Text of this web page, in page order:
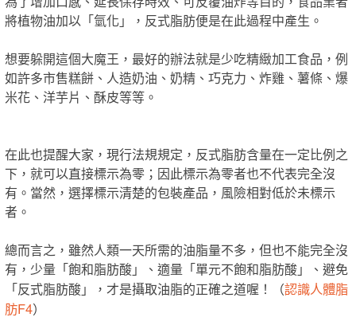
將植物油加以「氫化」，反式脂肪便是在此過程中產生。
想要躲開這個大魔王，最好的辦法就是少吃精緻加工食品，例
如許多市售糕餅、人造奶油、奶精、巧克力、炸雞、薯條、爆
米花、洋芋片、酥皮等等。
在此也提醒大家，現行法規規定，反式脂肪含量在一定比例之
下，就可以直接標示為零；因此標示為零者也不代表完全沒
有。當然，選擇標示清楚的包裝產品，風險相對低於未標示
者。
總而言之，雖然人類一天所需的油脂量不多，但也不能完全沒
有，少量「飽和脂肪酸」、適量「單元不飽和脂肪酸」、避免
「反式脂肪酸」，才是攝取油脂的正確之道喔！（認識人體脂
肪F4）